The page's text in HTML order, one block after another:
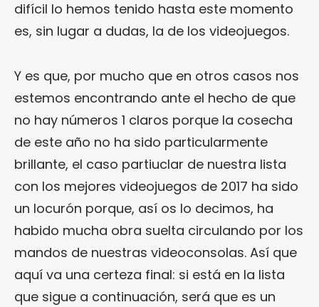
difícil lo hemos tenido hasta este momento
es, sin lugar a dudas, la de los videojuegos.
Y es que, por mucho que en otros casos nos
estemos encontrando ante el hecho de que
no hay números 1 claros porque la cosecha
de este año no ha sido particularmente
brillante, el caso partiuclar de nuestra lista
con los mejores videojuegos de 2017 ha sido
un locurón porque, así os lo decimos, ha
habido mucha obra suelta circulando por los
mandos de nuestras videoconsolas. Así que
aquí va una certeza final: si está en la lista
que sigue a continuación, será que es un